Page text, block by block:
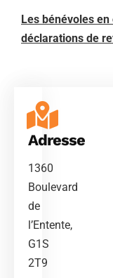
Les bénévoles
déclarations de
Adresse
1360
Boulevard
de
l’Entente,
G1S
2T9